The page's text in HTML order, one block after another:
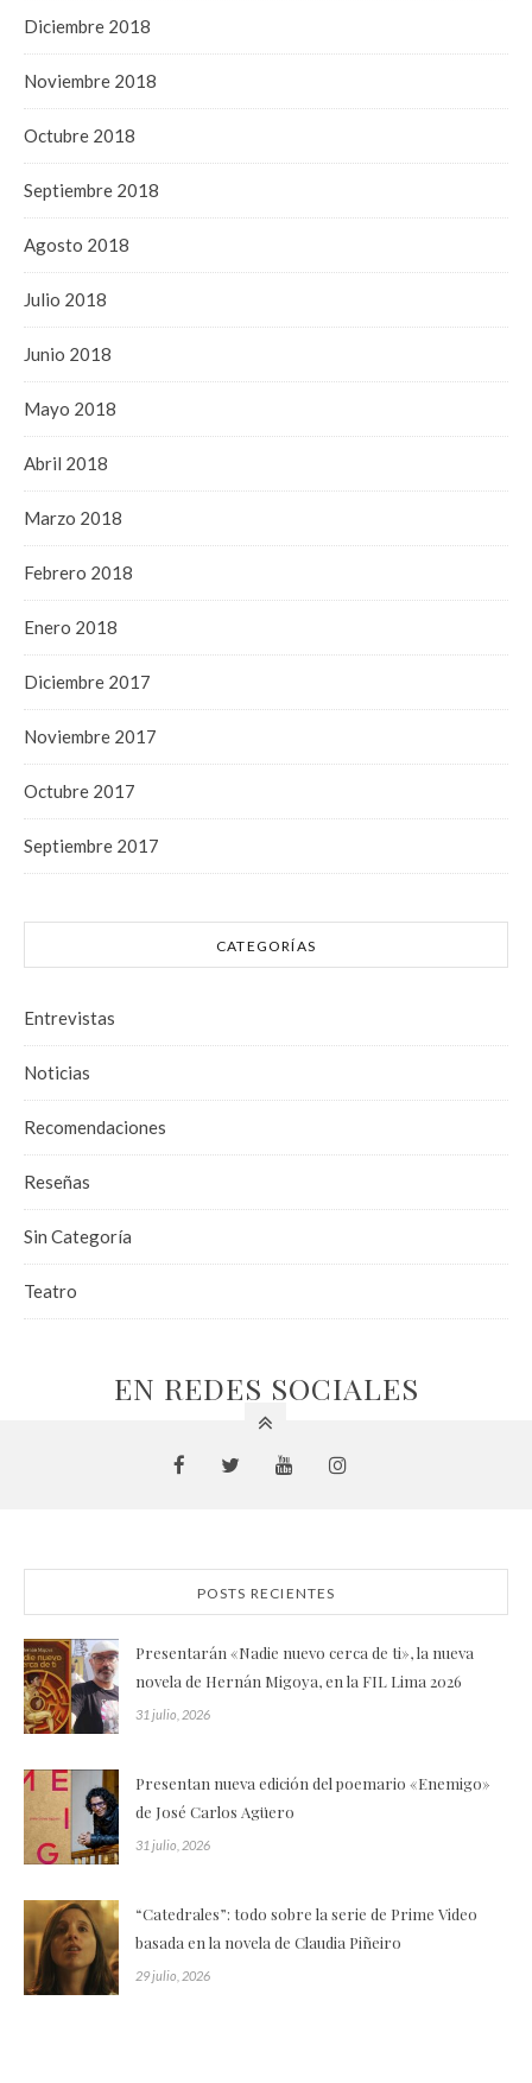
Diciembre 2018
Noviembre 2018
Octubre 2018
Septiembre 2018
Agosto 2018
Julio 2018
Junio 2018
Mayo 2018
Abril 2018
Marzo 2018
Febrero 2018
Enero 2018
Diciembre 2017
Noviembre 2017
Octubre 2017
Septiembre 2017
CATEGORÍAS
Entrevistas
Noticias
Recomendaciones
Reseñas
Sin Categoría
Teatro
EN REDES SOCIALES
POSTS RECIENTES
Presentarán «Nadie nuevo cerca de ti», la nueva
novela de Hernán Migoya, en la FIL Lima 2026
31 julio, 2026
Presentan nueva edición del poemario «Enemigo»
de José Carlos Agüero
31 julio, 2026
“Catedrales”: todo sobre la serie de Prime Video
basada en la novela de Claudia Piñeiro
29 julio, 2026